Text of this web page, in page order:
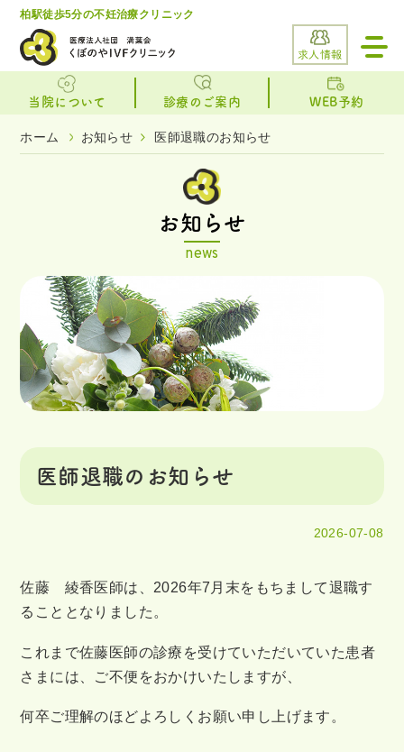
柏駅徒歩5分の不妊治療クリニック
求人情報
toggle
当院について 診療のご案内 WEB予約
ホーム お知らせ 医師退職のお知らせ
お知らせ
news
医師退職のお知らせ
2026-07-08
佐藤 綾香医師は、2026年7月末をもちまして退職す
ることとなりました。
これまで佐藤医師の診療を受けていただいていた患者
さまには、ご不便をおかけいたしますが、
何卒ご理解のほどよろしくお願い申し上げます。